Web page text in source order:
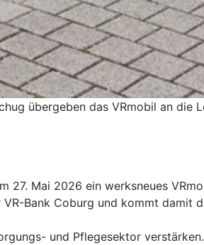
übergeben das VRmobil an die
Mai 2026 ein werksneues
Bank Coburg und kommt damit
und Pflegesektor